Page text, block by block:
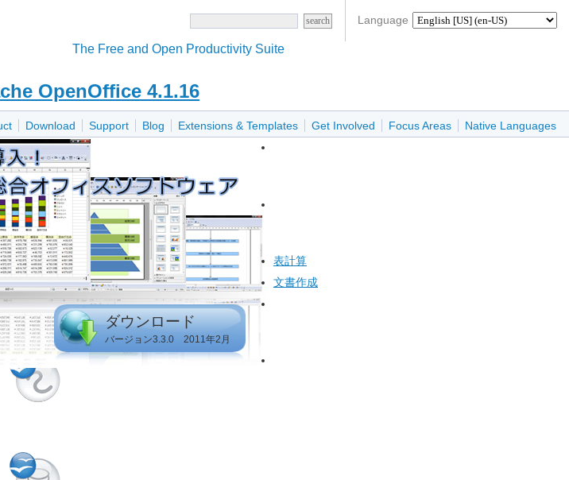
Language
The Free and Open Productivity Suite
OpenOffice 4.1.16
Download Support Blog Extensions & Templates Get Involved Focus Areas Native Languages
ダウンロード
バージョン3.3.0 2011年2月
表計算
文書作成